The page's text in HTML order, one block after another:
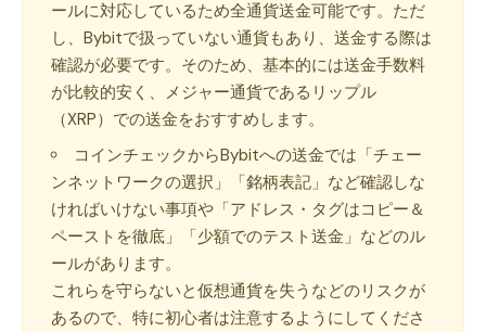
ールに対応しているため全通貨送金可能です。ただ
し、Bybitで扱っていない通貨もあり、送金する際は
確認が必要です。そのため、基本的には送金手数料
が比較的安く、メジャー通貨であるリップル
（XRP）での送金をおすすめします。
コインチェックからBybitへの送金では「チェー
ンネットワークの選択」「銘柄表記」など確認しな
ければいけない事項や「アドレス・タグはコピー＆
ペーストを徹底」「少額でのテスト送金」などのル
ールがあります。
これらを守らないと仮想通貨を失うなどのリスクが
あるので、特に初心者は注意するようにしてくださ